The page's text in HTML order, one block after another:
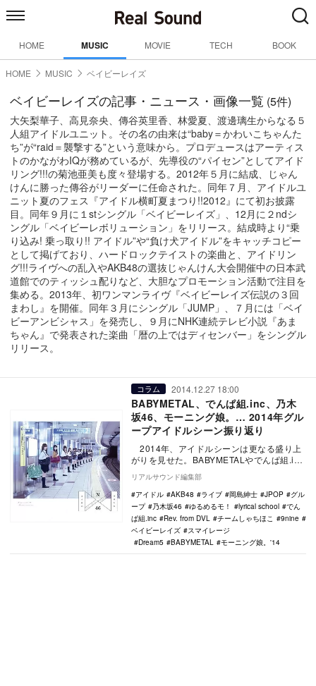
HOME MUSIC MOVIE TECH BOOK
HOME MUSIC ベイビーレイズ
ベイビーレイズの記事・ニュース・画像一覧 (5件)
大矢梨華子、高見奈央、傳谷英里香、林愛夏、渡邊璃生からなる５
人組アイドルユニット。その名の由来は“baby＝かわいこちゃんた
ち”が“raid＝襲撃する”という意味から。プロデュースはアーティス
トのかながわIQが務めているが、先導役の“パイセン”としてアイド
リング!!!の菊池亜美も度々登場する。2012年５月に結成、じゃん
けんに勝った傳谷がリーダーに任命された。同年７月、アイドルユ
ニット夏のフェス『アイドル横町夏まつり!!2012』にて初お披露
目。同年９月に１stシングル「ベイビーレイズ」、12月に２ndシ
ングル「ベイビーレボリューション」をリリース。結成時より“乗
り込み! 乗っ取り!! アイドル”や“負け犬アイドル”をキャッチコピー
として掲げており、ハードロックテイストの楽曲と、アイドリン
グ!!!ライヴへの乱入やAKB48の選抜じゃんけん大会開催中の日本武
道館でのティッシュ配りなど、大胆なプロモーション活動で注目を
集める。2013年、初ワンマンライヴ『ベイビーレイズ伝説の３回
まわし』を開催。同年３月にシングル「JUMP」、７月には「ベイ
ビーアンビシャス」を発売し、９月にNHK連続テレビ小説『あま
ちゃん』で発表された楽曲「暦の上ではディセンバー」をシングル
リリース。
コラム 2014.12.27 18:00
BABYMETAL、でんぱ組.inc、乃木
坂46、モーニング娘。… 2014年グル
ープアイドルシーン振り返り
2014年、アイドルシーンは更なる盛り上
がりを見せた。BABYMETALやでんぱ組.inc
の大躍進や、アイドルカルチャーの…
リアルサウンド編集部
アイドル
AKB48 ライブ 岡島紳士 JPOP
グル
ープ
乃木坂46 ゆるめるモ！ lyrical school
でん
ぱ組.inc
Rev. from DVL チームしゃちほこ
9nine
ベイビーレイズ
スマイレージ
Dream5
BABYMETAL モーニング娘。'14